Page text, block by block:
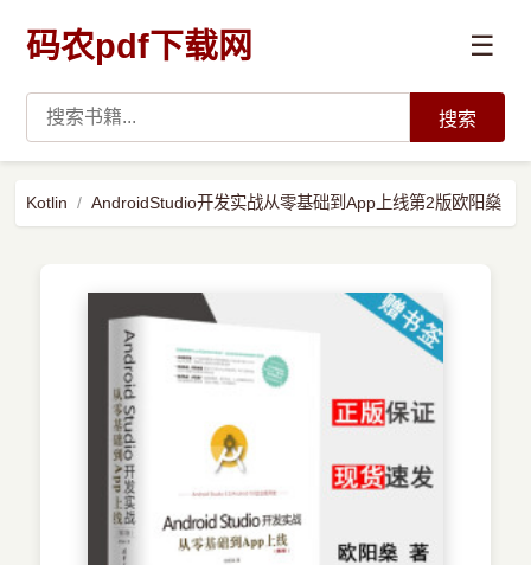
码农pdf下载网 ☰
搜索
Kotlin AndroidStudio开发实战从零基础到App上线第2版欧阳燊